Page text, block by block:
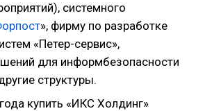
системного
», фирму по разработке
«Петер-сервис»,
для информбезопасности
структуры.
купить «ИКС Холдинг»